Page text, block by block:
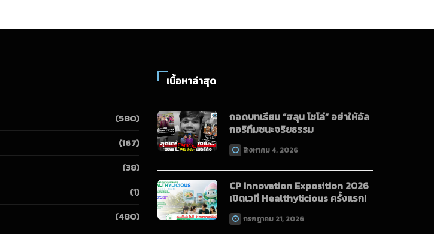
(580)
(167)
(38)
(1)
(480)
เนื้อหาล่าสุด
ถอดบทเรียน “ฮลุน โซโล่” อย่าให้อัล
กอริทึมชนะจริยธรรม
สิงหาคม 4, 2026
CP Innovation Exposition 2026
เปิดเวที Healthylicious ครั้งแรก!
กรกฎาคม 21, 2026